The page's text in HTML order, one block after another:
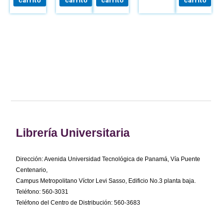
Librería Universitaria
Dirección: Avenida Universidad Tecnológica de Panamá, Vía Puente
Centenario,
Campus Metropolitano Víctor Levi Sasso, Edificio No.3 planta baja.
Teléfono: 560-3031
Teléfono del Centro de Distribución: 560-3683